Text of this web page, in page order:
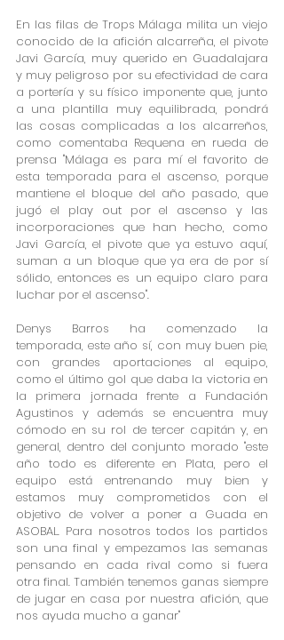
En las filas de Trops Málaga milita un viejo
conocido de la afición alcarreña, el pivote
Javi García, muy querido en Guadalajara
y muy peligroso por su efectividad de cara
a portería y su físico imponente que, junto
a una plantilla muy equilibrada, pondrá
las cosas complicadas a los alcarreños,
como comentaba Requena en rueda de
prensa "Málaga es para mí el favorito de
esta temporada para el ascenso, porque
mantiene el bloque del año pasado, que
jugó el play out por el ascenso y las
incorporaciones que han hecho, como
Javi García, el pivote que ya estuvo aquí,
suman a un bloque que ya era de por sí
sólido, entonces es un equipo claro para
luchar por el ascenso".
Denys Barros ha comenzado la
temporada, este año sí, con muy buen pie,
con grandes aportaciones al equipo,
como el último gol que daba la victoria en
la primera jornada frente a Fundación
Agustinos y además se encuentra muy
cómodo en su rol de tercer capitán y, en
general, dentro del conjunto morado "este
año todo es diferente en Plata, pero el
equipo está entrenando muy bien y
estamos muy comprometidos con el
objetivo de volver a poner a Guada en
ASOBAL. Para nosotros todos los partidos
son una final y empezamos las semanas
pensando en cada rival como si fuera
otra final. También tenemos ganas siempre
de jugar en casa por nuestra afición, que
nos ayuda mucho a ganar"